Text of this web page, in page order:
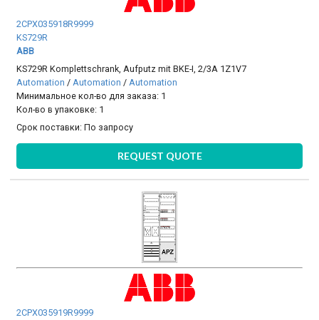
2CPX035918R9999
KS729R
ABB
KS729R Komplettschrank, Aufputz mit BKE-I, 2/3A 1Z1V7
Automation / Automation / Automation
Минимальное кол-во для заказа: 1
Кол-во в упаковке: 1
Срок поставки:По запросу
REQUEST QUOTE
2CPX035919R9999